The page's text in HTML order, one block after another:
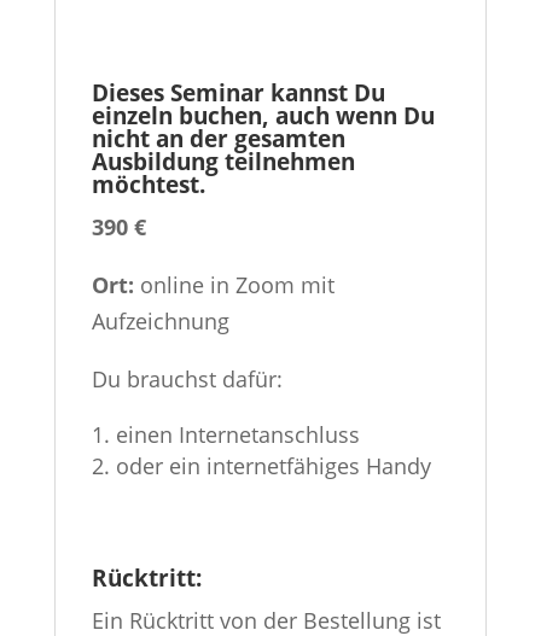
Dieses Seminar kannst Du
einzeln buchen, auch wenn Du
nicht an der gesamten
Ausbildung teilnehmen
möchtest.
390 €
Ort: online in Zoom mit
Aufzeichnung
Du brauchst dafür:
einen Internetanschluss
oder ein internetfähiges Handy
Rücktritt:
Ein Rücktritt von der Bestellung ist